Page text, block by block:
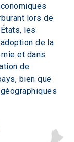
lors de
les
de la
et dans
de
bien que